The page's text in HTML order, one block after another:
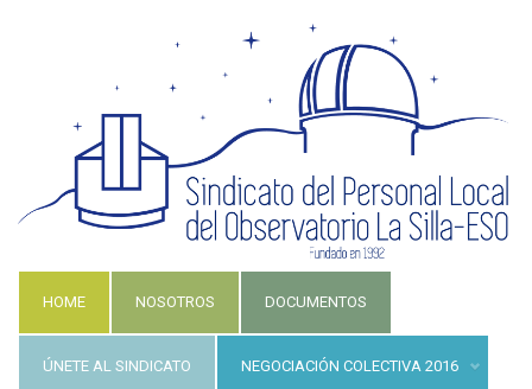
HOME NOSOTROS DOCUMENTOS
ÚNETE AL SINDICATO NEGOCIACIÓN COLECTIVA 2016